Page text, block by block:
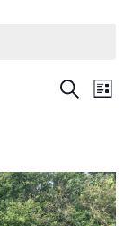
Pesquisa
visuais
de
Procurar
eventosLista